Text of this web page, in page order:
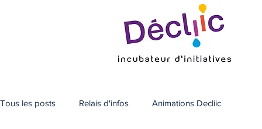
Tous les posts Relais d'infos Animations Decliic